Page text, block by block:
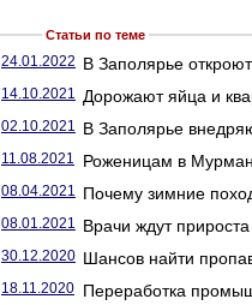
Статьи по теме
24.01.2022 В Заполярье
14.10.2021 Дорожают яйца и
02.10.2021 В Заполярье
11.08.2021 Роженицам в
08.04.2021 Почему зимние
08.01.2021 Врачи ждут
30.12.2020 Шансов найти
18.11.2020 Переработка